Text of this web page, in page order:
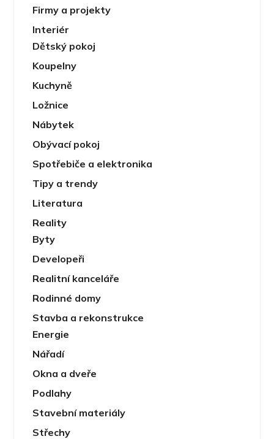
Firmy a projekty
Interiér
Dětský pokoj
Koupelny
Kuchyně
Ložnice
Nábytek
Obývací pokoj
Spotřebiče a elektronika
Tipy a trendy
Literatura
Reality
Byty
Developeři
Realitní kanceláře
Rodinné domy
Stavba a rekonstrukce
Energie
Nářadí
Okna a dveře
Podlahy
Stavební materiály
Střechy